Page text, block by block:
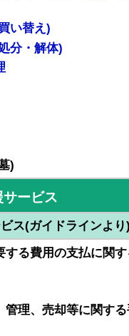
い替え)
分・解体)
)
ービス
ス(ガイドラインより
する費用の支払に関
管理、売却等に関す